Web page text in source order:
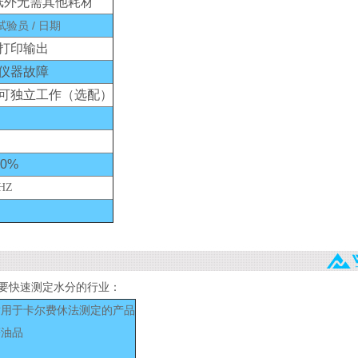
员 / 日期
印输出
器故障
独立工作（选配）
快速测定水分的行业：
于卡尔费休法测定的产品
品